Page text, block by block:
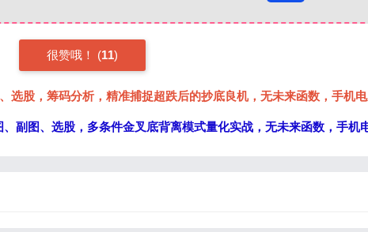
很赞哦！ (11)
选股，筹码分析，精准捕捉超跌后的抄底良机，无未来函数，手机
副图、选股，多条件金叉底背离模式量化实战，无未来函数，手机